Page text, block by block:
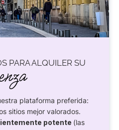
PARA ALQUILER SU
plataforma preferida:
sitios mejor valorados.
potente (las